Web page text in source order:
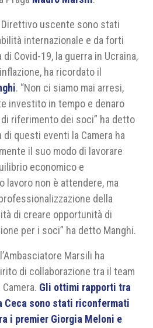
uscente sono stati
internazionale e da forti
Covid-19, la guerra in Ucraina,
ha ricordato il
. “Non ci siamo mai arresi,
investito in tempo e denaro
riferimento dei soci” ha detto
questi eventi la Camera ha
il suo modo di lavorare
economico e
lavoro non è attendere, ma
della
di creare opportunità di
per i soci” ha detto Manghi.
Marsili ha
di collaborazione tra il team
Gli ottimi rapporti tra
Ceca sono stati riconfermati
i premier Giorgia Meloni e